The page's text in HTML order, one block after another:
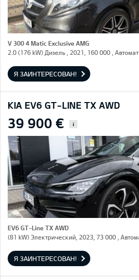
V 300 4 Matic Exclusive AMG
2.0 (176 kW) Дизель , 2021, 160 000 ,
Я ЗАИНТЕРЕСОВАН!
KIA EV6 GT-LINE TX AWD
39 900 € i
EV6 GT-Line TX AWD
(81 kW) Электрический, 2023, 73 000 ,
Я ЗАИНТЕРЕСОВАН!